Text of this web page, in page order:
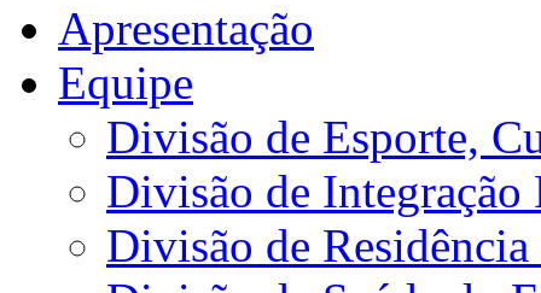
Apresentação
Equipe
Divisão de Esporte,
Divisão de Integração
Divisão de